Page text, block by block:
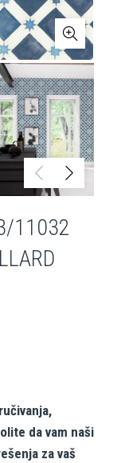
11032
da vam naši
za vaš